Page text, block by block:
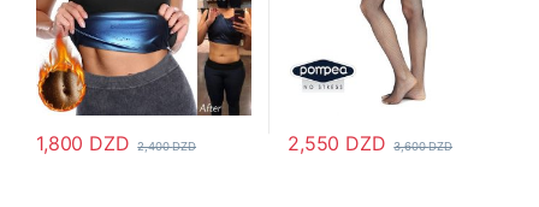
1,800 DZD 2,400DZD 2,550 DZD 3,600DZD